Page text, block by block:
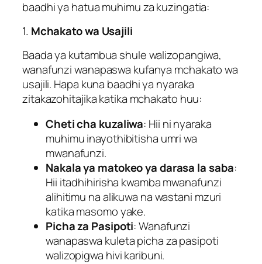
baadhi ya hatua muhimu za kuzingatia:
1. Mchakato wa Usajili
Baada ya kutambua shule walizopangiwa,
wanafunzi wanapaswa kufanya mchakato wa
usajili. Hapa kuna baadhi ya nyaraka
zitakazohitajika katika mchakato huu:
Cheti cha kuzaliwa: Hii ni nyaraka
muhimu inayothibitisha umri wa
mwanafunzi.
Nakala ya matokeo ya darasa la saba:
Hii itadhihirisha kwamba mwanafunzi
alihitimu na alikuwa na wastani mzuri
katika masomo yake.
Picha za Pasipoti: Wanafunzi
wanapaswa kuleta picha za pasipoti
walizopigwa hivi karibuni.